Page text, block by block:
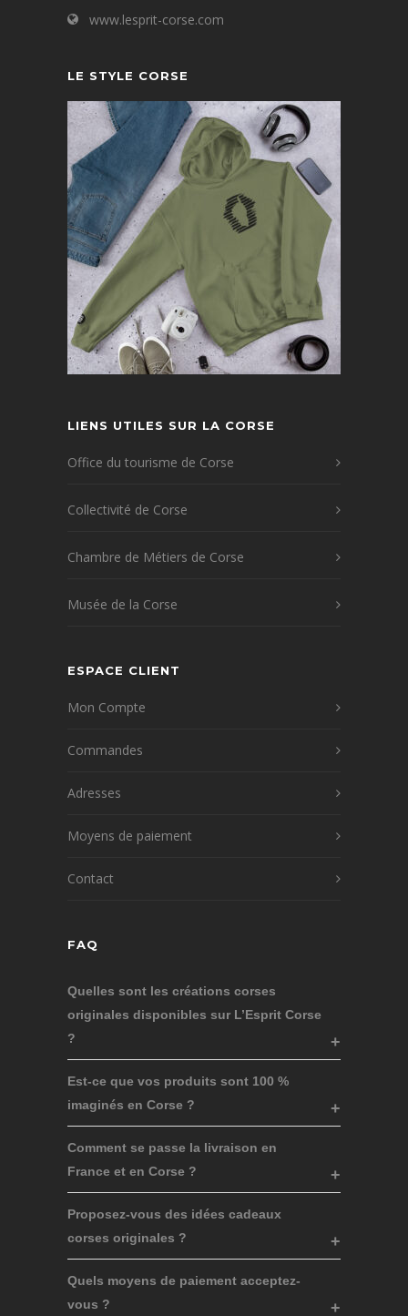
www.lesprit-corse.com
LE STYLE CORSE
LIENS UTILES SUR LA CORSE
Office du tourisme de Corse
Collectivité de Corse
Chambre de Métiers de Corse
Musée de la Corse
ESPACE CLIENT
Mon Compte
Commandes
Adresses
Moyens de paiement
Contact
FAQ
Quelles sont les créations corses
originales disponibles sur L’Esprit Corse
?
Est-ce que vos produits sont 100 %
imaginés en Corse ?
Comment se passe la livraison en
France et en Corse ?
Proposez-vous des idées cadeaux
corses originales ?
Quels moyens de paiement acceptez-
vous ?